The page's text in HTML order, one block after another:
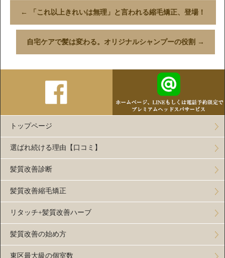
← 「これ以上きれいは無理」と言われる縮毛矯正、登場！
自宅ケアで髪は変わる。オリジナルシャンプーの役割 →
トップページ
選ばれ続ける理由【口コミ】
髪質改善診断
髪質改善縮毛矯正
リタッチ+髪質改善ハーブ
髪質改善の始め方
東区最大級の個室数